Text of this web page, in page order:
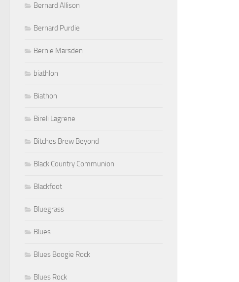
Bernard Allison
Bernard Purdie
Bernie Marsden
biathlon
Biathon
Bireli Lagrene
Bitches Brew Beyond
Black Country Communion
Blackfoot
Bluegrass
Blues
Blues Boogie Rock
Blues Rock